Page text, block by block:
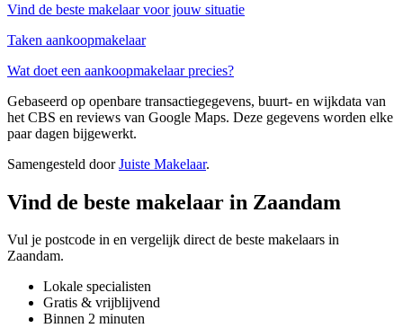
Vind de beste makelaar voor jouw situatie
Taken aankoopmakelaar
Wat doet een aankoopmakelaar precies?
Gebaseerd op openbare transactiegegevens, buurt- en wijkdata van
het CBS en reviews van Google Maps. Deze gegevens worden elke
paar dagen bijgewerkt.
Samengesteld doorJuiste Makelaar.
Vind de beste makelaar in Zaandam
Vul je postcode in en vergelijk direct de beste makelaars in
Zaandam.
Lokale specialisten
Gratis & vrijblijvend
Binnen 2 minuten